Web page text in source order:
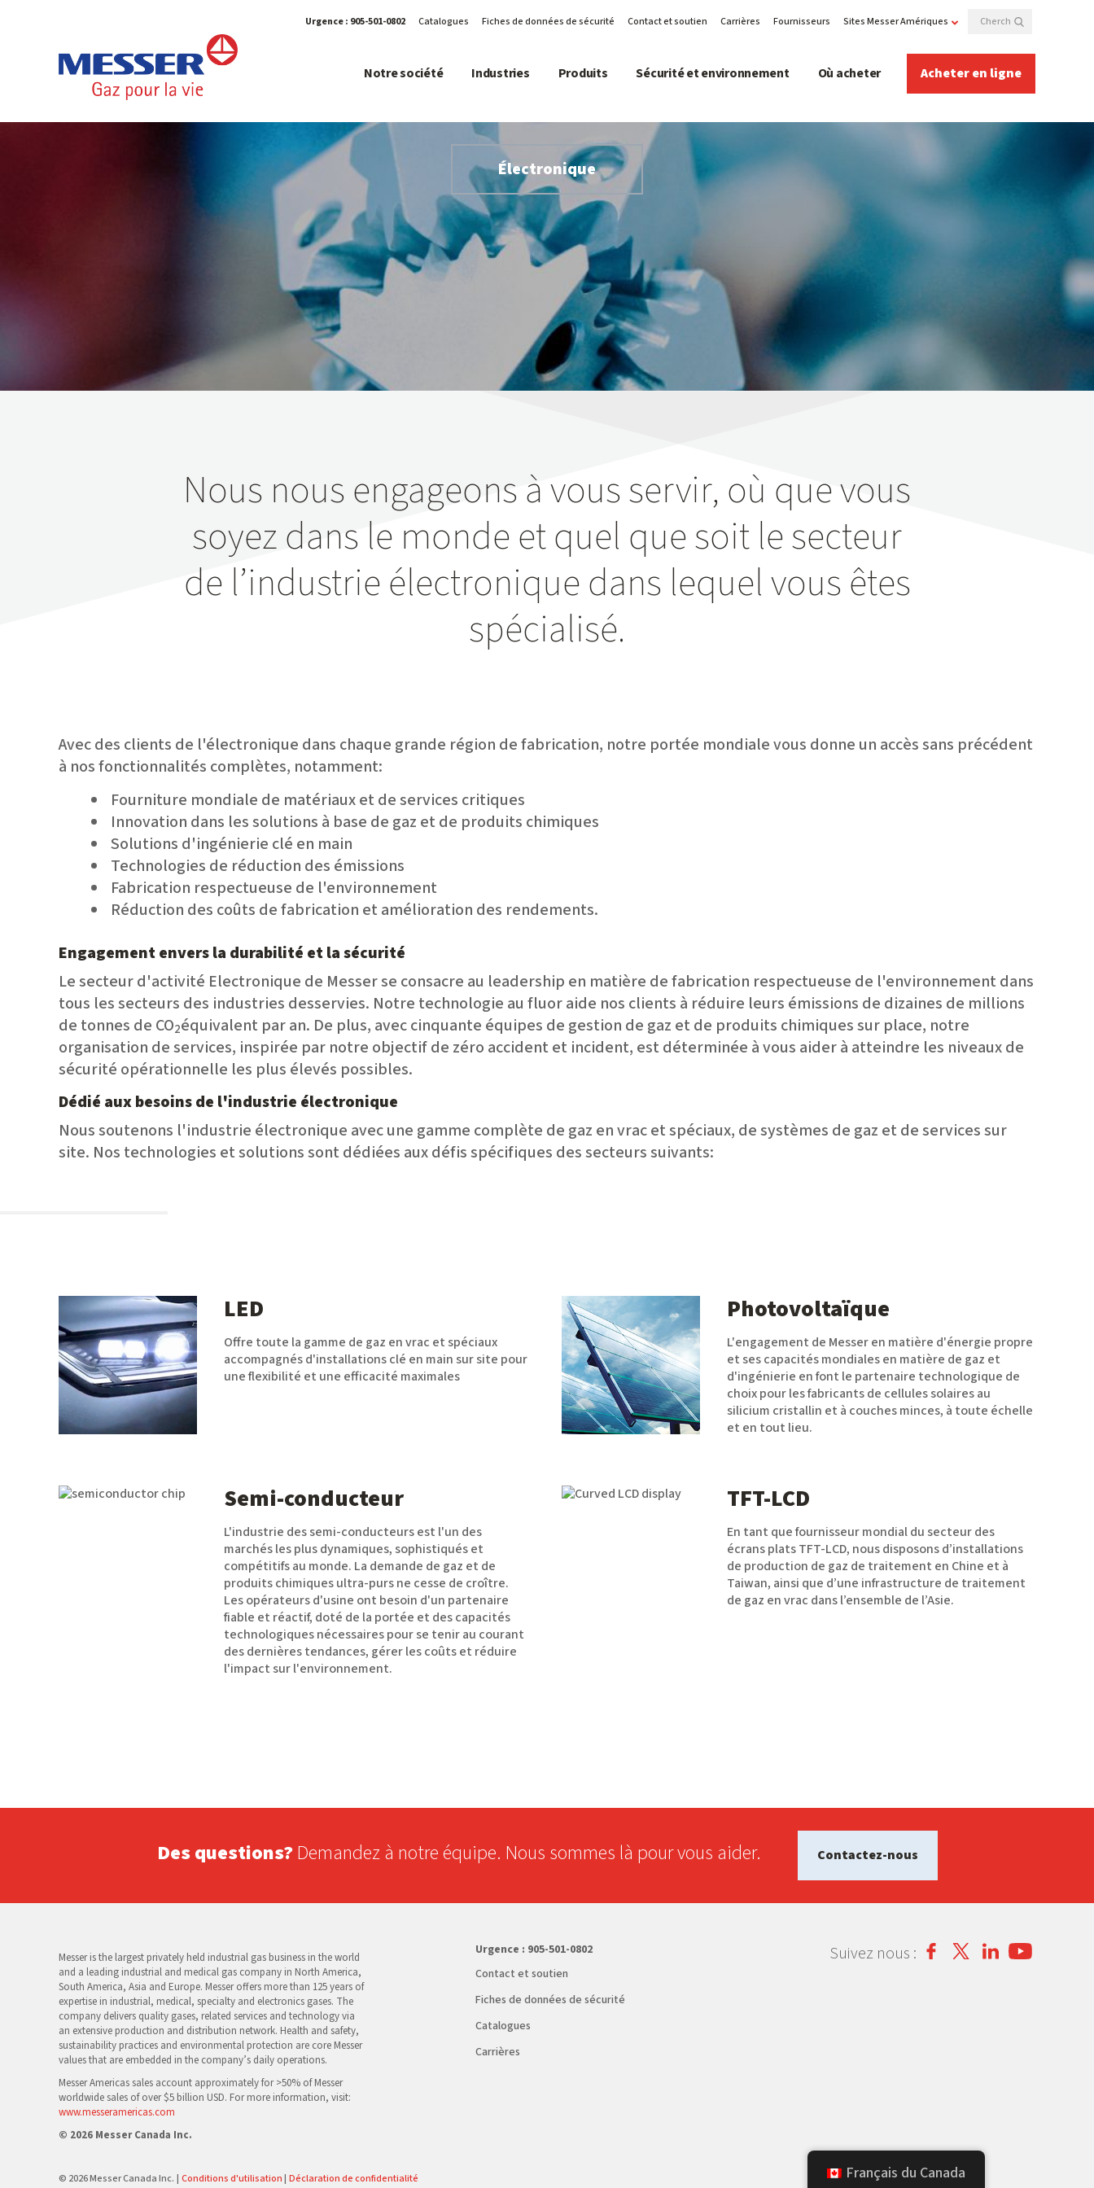
Urgence : 905-501-0802 Catalogues Fiches de données de sécurité Contact et soutien Carrières Fournisseurs Sites Messer Amériques
Notre société Industries Produits Sécurité et environnement Où acheter Acheter en ligne
Électronique
Nous nous engageons à vous servir, où que vous
soyez dans le monde et quel que soit le secteur
de l’industrie électronique dans lequel vous êtes
spécialisé.
Avec des clients de l'électronique dans chaque grande région de fabrication, notre portée mondiale vous donne un accès sans précédent
à nos fonctionnalités complètes, notamment:
Fourniture mondiale de matériaux et de services critiques
Innovation dans les solutions à base de gaz et de produits chimiques
Solutions d'ingénierie clé en main
Technologies de réduction des émissions
Fabrication respectueuse de l'environnement
Réduction des coûts de fabrication et amélioration des rendements.
Engagement envers la durabilité et la sécurité
Le secteur d'activité Electronique de Messer se consacre au leadership en matière de fabrication respectueuse de l'environnement dans
tous les secteurs des industries desservies. Notre technologie au fluor aide nos clients à réduire leurs émissions de dizaines de millions
de tonnes de CO2équivalent par an. De plus, avec cinquante équipes de gestion de gaz et de produits chimiques sur place, notre
organisation de services, inspirée par notre objectif de zéro accident et incident, est déterminée à vous aider à atteindre les niveaux de
sécurité opérationnelle les plus élevés possibles.
Dédié aux besoins de l'industrie électronique
Nous soutenons l'industrie électronique avec une gamme complète de gaz en vrac et spéciaux, de systèmes de gaz et de services sur
site. Nos technologies et solutions sont dédiées aux défis spécifiques des secteurs suivants:
LED
Offre toute la gamme de gaz en vrac et spéciaux
accompagnés d'installations clé en main sur site pour
une flexibilité et une efficacité maximales
Photovoltaïque
L'engagement de Messer en matière d'énergie propre
et ses capacités mondiales en matière de gaz et
d'ingénierie en font le partenaire technologique de
choix pour les fabricants de cellules solaires au
silicium cristallin et à couches minces, à toute échelle
et en tout lieu.
Semi-conducteur
L'industrie des semi-conducteurs est l'un des
marchés les plus dynamiques, sophistiqués et
compétitifs au monde. La demande de gaz et de
produits chimiques ultra-purs ne cesse de croître.
Les opérateurs d'usine ont besoin d'un partenaire
fiable et réactif, doté de la portée et des capacités
technologiques nécessaires pour se tenir au courant
des dernières tendances, gérer les coûts et réduire
l'impact sur l'environnement.
TFT-LCD
En tant que fournisseur mondial du secteur des
écrans plats TFT-LCD, nous disposons d’installations
de production de gaz de traitement en Chine et à
Taiwan, ainsi que d’une infrastructure de traitement
de gaz en vrac dans l’ensemble de l’Asie.
Des questions?Demandez à notre équipe. Nous sommes là pour vous aider. Contactez-nous
Messer is the largest privately held industrial gas business in the world
and a leading industrial and medical gas company in North America,
South America, Asia and Europe. Messer offers more than 125 years of
expertise in industrial, medical, specialty and electronics gases. The
company delivers quality gases, related services and technology via
an extensive production and distribution network. Health and safety,
sustainability practices and environmental protection are core Messer
values that are embedded in the company’s daily operations.
Messer Americas sales account approximately for >50% of Messer
worldwide sales of over $5 billion USD. For more information, visit:
www.messeramericas.com
© 2026 Messer Canada Inc.
Urgence : 905-501-0802
Contact et soutien
Fiches de données de sécurité
Catalogues
Carrières
Suivez nous :
© 2026 Messer Canada Inc. Conditions d'utilisation Déclaration de confidentialité Français du Canada